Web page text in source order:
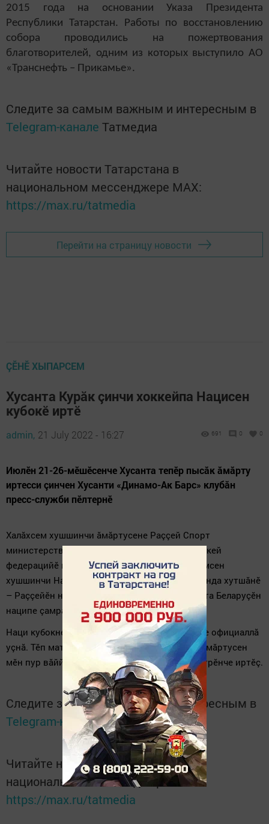
2015 года на основании Указа Президента
Республики Татарстан. Работы по восстановлению
собора проводились на пожертвования
благотворителей, одним из которых выступило АО
«Транснефть – Прикамье».
Следите за самым важным и интересным в
Telegram-канале Татмедиа
Читайте новости Татарстана в
национальном мессенджере MАХ:
https://max.ru/tatmedia
Перейти на страницу новости
ÇӖНӖ ХЫПАРСЕМ
Хусанта Курăк çинчи хоккейпа Нацисен
кубокӗ иртӗ
admin, 21 July 2022 - 16:27 691 0 0
Июлӗн 21-26-мӗшӗсенче Хусанта тепӗр пысăк ăмăрту
иртесси çинчен Хусанти «Динамо-Ак Барс» клубăн
пресс-служби пӗлтернӗ
Халăхсем хушшинчи ăмăртусене Раççей Спорт
министерстви тата Раççейӗн курăк çинчи хоккей
федерацийӗ йӗркелеççӗ. Арçынсемпе хӗрарăмсен
хушшинчи Нацисен кубокӗнче тăватшар команда хутшăнӗ
– Раççейӗн наци тата çамрăксен сборнăйӗ тата Беларуçӗн
наципе çамрăксен сборнăйӗ.
Наци кубокне июлӗн 21-мӗшӗнче 14:00 сехетре официаллă
уçнă. Тӗп матчсем июлӗн 25-мӗшӗнче пулӗç. Ăмăртусен
мӗн пур вăййисем Курăк çинчи хоккейăн центрӗнче иртӗç.
Следите за самым важным и интересным в
Telegram-каналеТатмедиа
Читайте новости Татарстана в
национальном мессенджере MАХ:
https://max.ru/tatmedia